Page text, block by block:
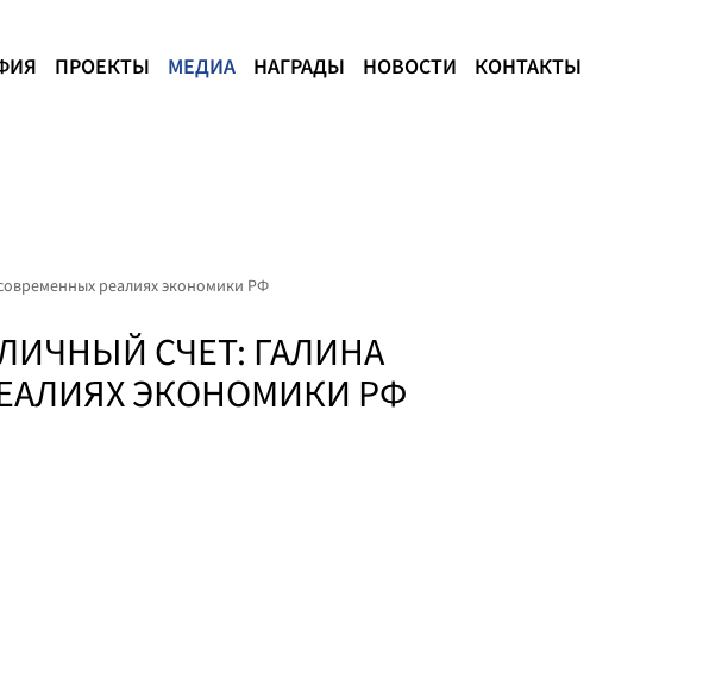
ПРОЕКТЫ МЕДИА НАГРАДЫ НОВОСТИ КОНТАКТЫ
реалиях экономики РФ
СЧЕТ: ГАЛИНА
ЭКОНОМИКИ РФ